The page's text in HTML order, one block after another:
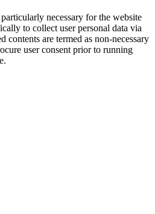
necessary for the website
to collect user personal data via
contents are termed as non-necessary
user consent prior to running